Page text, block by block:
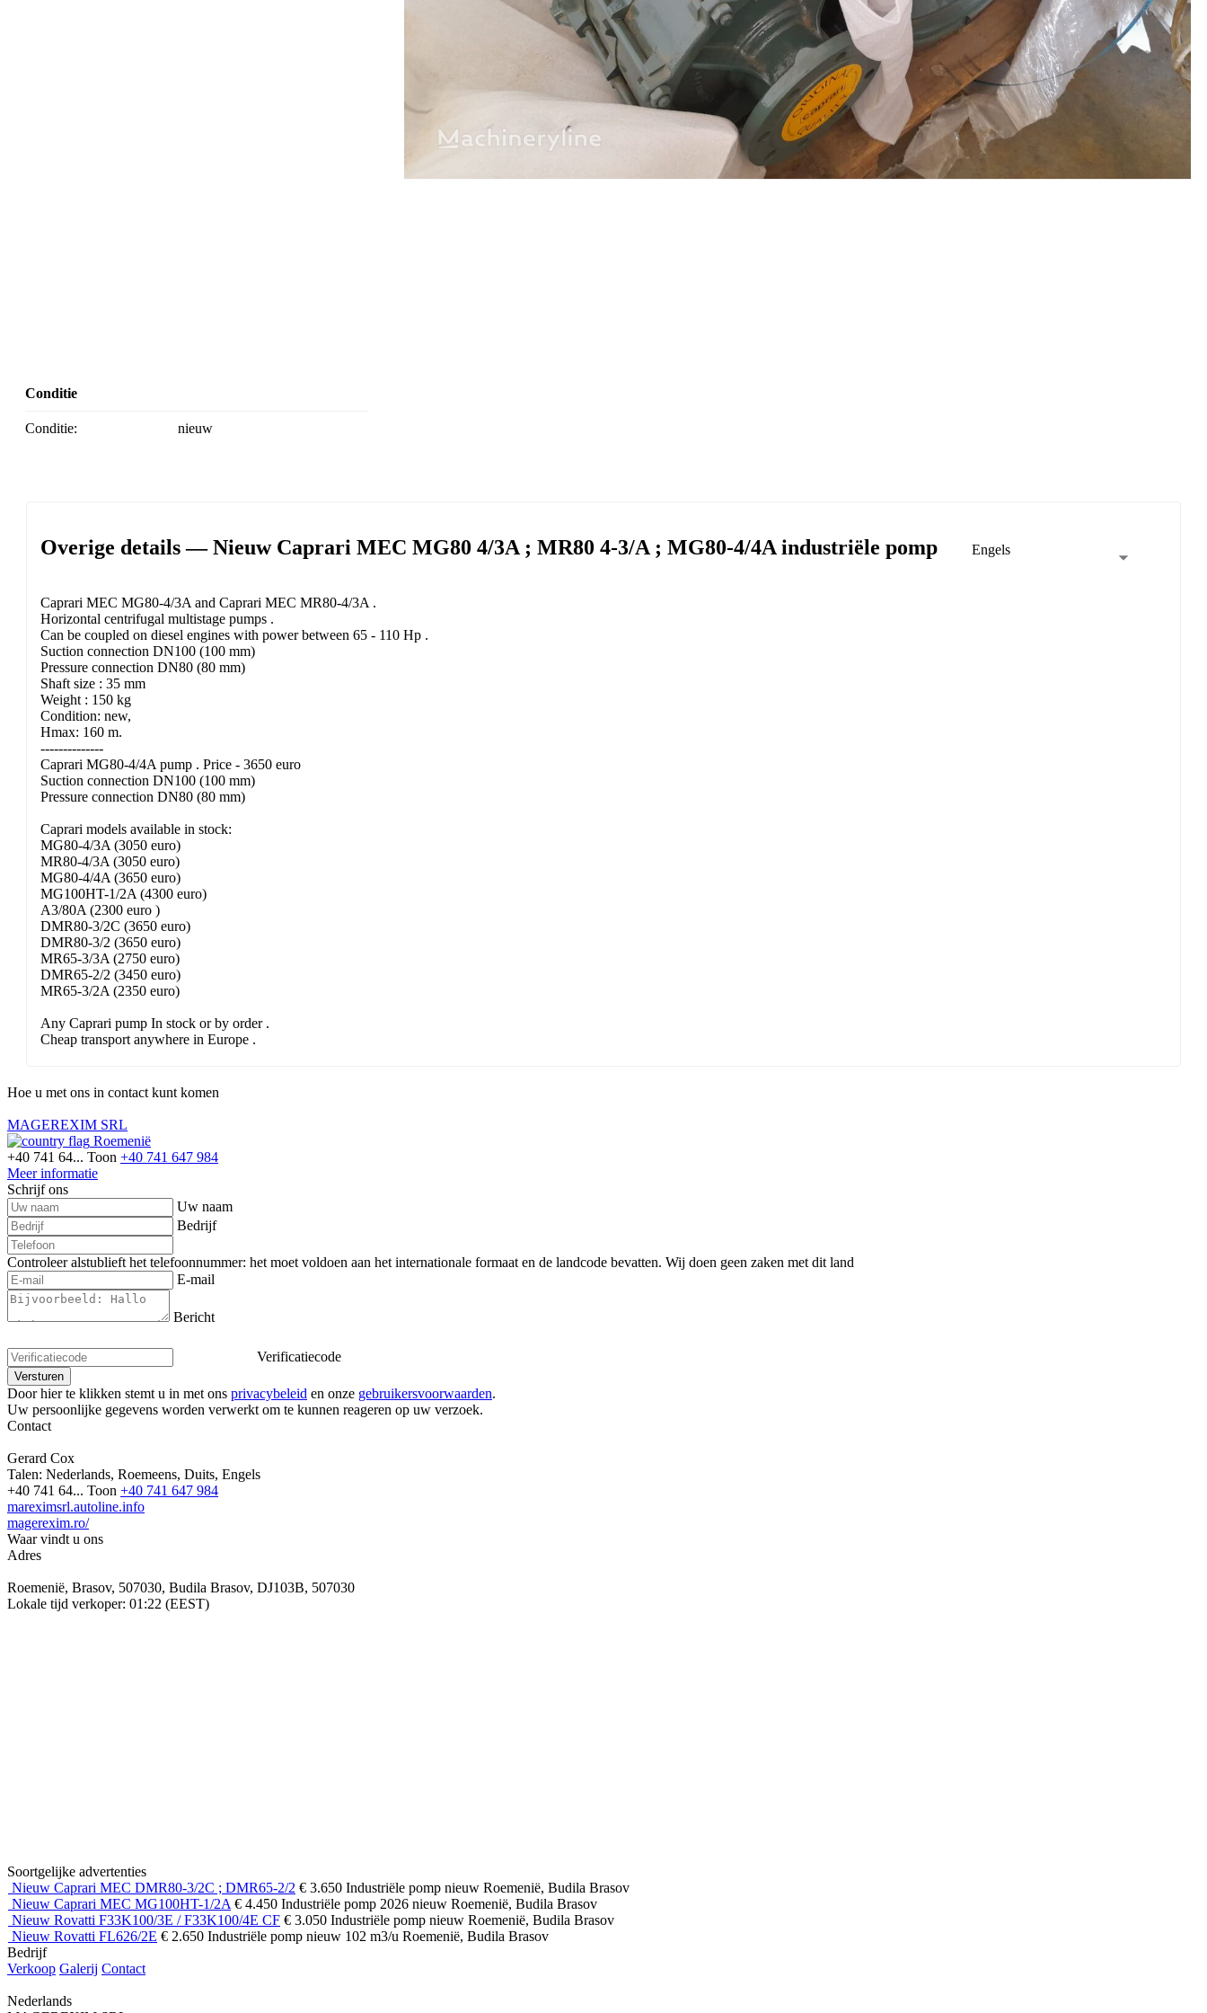
Conditie
Conditie: nieuw
Overige details — Nieuw Caprari MEC MG80 4/3A ; MR80 4-3/A ; MG80-4/4A industriële pomp Engels
Caprari MEC MG80-4/3A and Caprari MEC MR80-4/3A .
Horizontal centrifugal multistage pumps .
Can be coupled on diesel engines with power between 65 - 110 Hp .
Suction connection DN100 (100 mm)
Pressure connection DN80 (80 mm)
Shaft size : 35 mm
Weight : 150 kg
Condition: new,
Hmax: 160 m.
--------------
Caprari MG80-4/4A pump . Price - 3650 euro
Suction connection DN100 (100 mm)
Pressure connection DN80 (80 mm)
Caprari models available in stock:
MG80-4/3A (3050 euro)
MR80-4/3A (3050 euro)
MG80-4/4A (3650 euro)
MG100HT-1/2A (4300 euro)
A3/80A (2300 euro )
DMR80-3/2C (3650 euro)
DMR80-3/2 (3650 euro)
MR65-3/3A (2750 euro)
DMR65-2/2 (3450 euro)
MR65-3/2A (2350 euro)
Any Caprari pump In stock or by order .
Cheap transport anywhere in Europe .
Hoe u met ons in contact kunt komen
MAGEREXIM SRL
Roemenië
+40 741 64... Toon +40 741 647 984
Meer informatie
Schrijf ons
Uw naam
Bedrijf
Controleer alstublieft het telefoonnummer: het moet voldoen aan het internationale formaat en de landcode bevatten. Wij doen geen zaken met dit land
E-mail
Bericht
Verificatiecode
Door hier te klikken stemt u in met ons privacybeleid en onze gebruikersvoorwaarden.
Uw persoonlijke gegevens worden verwerkt om te kunnen reageren op uw verzoek.
Contact
Gerard Cox
Talen: Nederlands, Roemeens, Duits, Engels
+40 741 64... Toon +40 741 647 984
mareximsrl.autoline.info
magerexim.ro/
Waar vindt u ons
Adres
Roemenië, Brasov, 507030, Budila Brasov, DJ103B, 507030
Lokale tijd verkoper: 01:22 (EEST)
Soortgelijke advertenties
Nieuw Caprari MEC DMR80-3/2C ; DMR65-2/2 € 3.650 Industriële pomp nieuw Roemenië, Budila Brasov
Nieuw Caprari MEC MG100HT-1/2A € 4.450 Industriële pomp 2026 nieuw Roemenië, Budila Brasov
Nieuw Rovatti F33K100/3E / F33K100/4E CF € 3.050 Industriële pomp nieuw Roemenië, Budila Brasov
Nieuw Rovatti FL626/2E € 2.650 Industriële pomp nieuw 102 m3/u Roemenië, Budila Brasov
Bedrijf
Verkoop Galerij Contact
Nederlands